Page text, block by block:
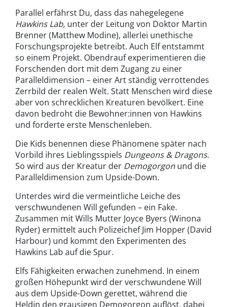
Parallel erfährst Du, dass das nahegelegene
Hawkins Lab, unter der Leitung von Doktor Martin
Brenner (Matthew Modine), allerlei unethische
Forschungsprojekte betreibt. Auch Elf entstammt
so einem Projekt. Obendrauf experimentieren die
Forschenden dort mit dem Zugang zu einer
Paralleldimension – einer Art ständig verrottendes
Zerrbild der realen Welt. Statt Menschen wird diese
aber von schrecklichen Kreaturen bevölkert. Eine
davon bedroht die Bewohner:innen von Hawkins
und forderte erste Menschenleben.
Die Kids benennen diese Phänomene später nach
Vorbild ihres Lieblingsspiels Dungeons & Dragons.
So wird aus der Kreatur der Demogorgon und die
Paralleldimension zum Upside-Down.
Unterdes wird die vermeintliche Leiche des
verschwundenen Will gefunden – ein Fake.
Zusammen mit Wills Mutter Joyce Byers (Winona
Ryder) ermittelt auch Polizeichef Jim Hopper (David
Harbour) und kommt den Experimenten des
Hawkins Lab auf die Spur.
Elfs Fähigkeiten erwachen zunehmend. In einem
großen Höhepunkt wird der verschwundene Will
aus dem Upside-Down gerettet, während die
Heldin den grausigen Demogorgon auflöst, dabei